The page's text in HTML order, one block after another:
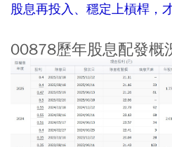
股息再投入、穩定上槓桿，
00878歷年股息配發概